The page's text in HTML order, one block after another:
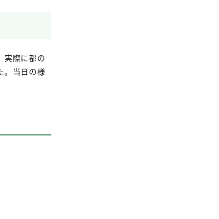
実際に都の
。当日の様